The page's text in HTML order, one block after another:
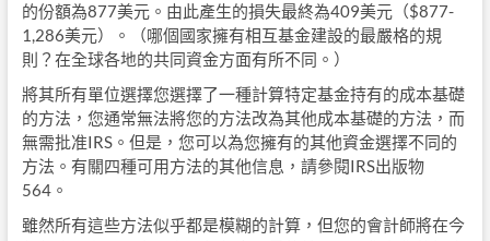
的份額為877美元。由此產生的損失最終為409美元（$877-
1,286美元）。（哪個國家擁有相互基金建設的最嚴格的規
則？在全球各地的共同資金方面有所不同。）
將其所有單位選擇您選擇了一種計算特定基金持有的成本基礎
的方法，您通常無法將您的方法改為其他成本基礎的方法，而
無需批准IRS。但是，您可以為您擁有的其他資金選擇不同的
方法。有關四種可用方法的其他信息，請參閱IRS出版物
564。
雖然所有這些方法似乎都是模糊的計算，但您的會計師將在今